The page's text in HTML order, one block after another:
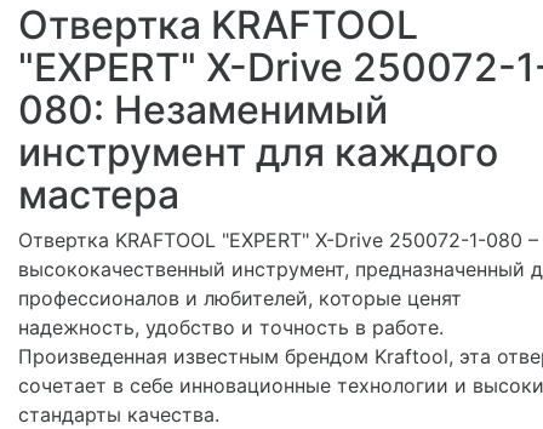
Отвертка KRAFTOOL
"EXPERT" X-Drive 250072-
080: Незаменимый
инструмент для каждого
мастера
Отвертка KRAFTOOL "EXPERT" X-Drive 250072-1-080 –
высококачественный инструмент, предназначенный
профессионалов и любителей, которые ценят
надежность, удобство и точность в работе.
Произведенная известным брендом Kraftool, эта
сочетает в себе инновационные технологии и
стандарты качества.